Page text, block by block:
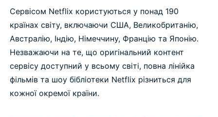
Чому бібліотеки Netflix відрізняються в
залежності від країни
Виберіть кращу локацію для своєї бібліотеки
Netflix
Сервісом Netflix користуються у понад 190
країнах світу, включаючи США, Великобританію,
Австралію, Індію, Німеччину, Францію та Японію.
Незважаючи на те, що оригінальний контент
сервісу доступний у всьому світі, повна лінійка
фільмів та шоу бібліотеки Netflix різниться для
кожної окремої країни.